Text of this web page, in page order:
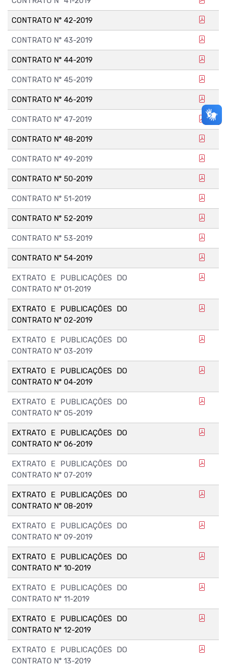
CONTRATO N° 42-2019
CONTRATO N° 43-2019
CONTRATO N° 44-2019
CONTRATO N° 45-2019
CONTRATO N° 46-2019
CONTRATO N° 47-2019
CONTRATO N° 48-2019
CONTRATO N° 49-2019
CONTRATO N° 50-2019
CONTRATO N° 51-2019
CONTRATO N° 52-2019
CONTRATO N° 53-2019
CONTRATO N° 54-2019
EXTRATO E PUBLICAÇÕES DO
CONTRATO N° 01-2019
EXTRATO E PUBLICAÇÕES DO
CONTRATO N° 02-2019
EXTRATO E PUBLICAÇÕES DO
CONTRATO N° 03-2019
EXTRATO E PUBLICAÇÕES DO
CONTRATO N° 04-2019
EXTRATO E PUBLICAÇÕES DO
CONTRATO N° 05-2019
EXTRATO E PUBLICAÇÕES DO
CONTRATO N° 06-2019
EXTRATO E PUBLICAÇÕES DO
CONTRATO N° 07-2019
EXTRATO E PUBLICAÇÕES DO
CONTRATO N° 08-2019
EXTRATO E PUBLICAÇÕES DO
CONTRATO N° 09-2019
EXTRATO E PUBLICAÇÕES DO
CONTRATO N° 10-2019
EXTRATO E PUBLICAÇÕES DO
CONTRATO N° 11-2019
EXTRATO E PUBLICAÇÕES DO
CONTRATO N° 12-2019
EXTRATO E PUBLICAÇÕES DO
CONTRATO N° 13-2019